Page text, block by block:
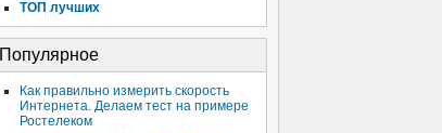
ТОП лучших
Популярное
Как правильно измерить скорость
Интернета. Делаем тест на примере
Ростелеком